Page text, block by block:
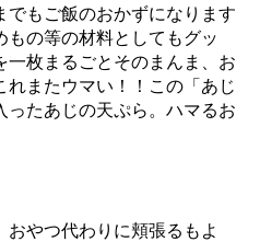
でもご飯のおかずになります
もの等の材料としてもグッ
一枚まるごとそのまんま、お
またウマい！！この「あじ
たあじの天ぷら。ハマるお